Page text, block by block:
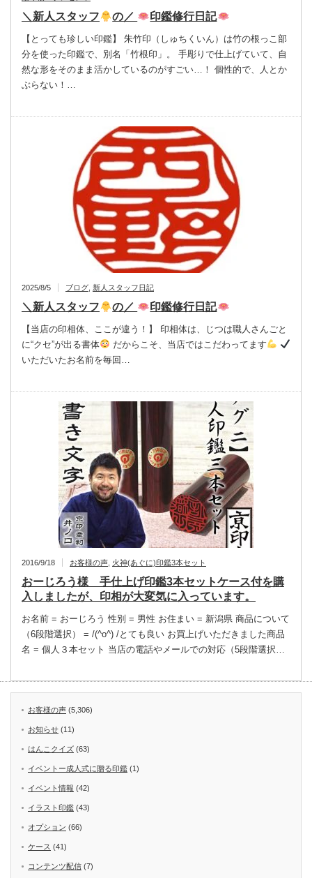
＼新人スタッフ の／ 印鑑修行日記
【とっても珍しい印鑑】 朱竹印（しゅちくいん）は竹の根っこ部
分を使った印鑑で、別名「竹根印」。 手彫りで仕上げていて、自
然な形をそのまま活かしているのがすごい…！ 個性的で、人とか
ぶらない！…
2025/8/5 ブログ 新人スタッフ日記
＼新人スタッフ の／ 印鑑修行日記
【当店の印相体、ここが違う！】 印相体は、じつは職人さんごと
に“クセ”が出る書体
だからこそ、当店ではこだわってます
いただいたお名前を毎回…
2016/9/18 お客様の声 火神(あぐに)印鑑3本セット
おーじろう様 手仕上げ印鑑3本セットケース付を購
入しましたが、印相が大変気に入っています。
お名前 = おーじろう 性別 = 男性 お住まい = 新潟県 商品について
（6段階選択） = /(^o^) /とても良い お買上げいただきました商品
名 = 個人３本セット 当店の電話やメールでの対応（5段階選択…
お客様の声 (5,306)
お知らせ (11)
はんこクイズ (63)
イベントー成人式に贈る印鑑 (1)
イベント情報 (42)
イラスト印鑑 (43)
オプション (66)
ケース (41)
コンテンツ配信 (7)